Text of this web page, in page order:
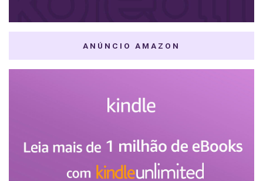
ANÚNCIO AMAZON